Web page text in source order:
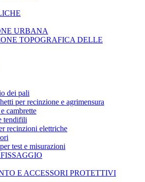
URBANA
TOPOGRAFICA DELLE
dei pali
per recinzione e agrimensura
cambrette
tendifili
recinzioni elettriche
test e misurazioni
E ACCESSORI PROTETTIVI